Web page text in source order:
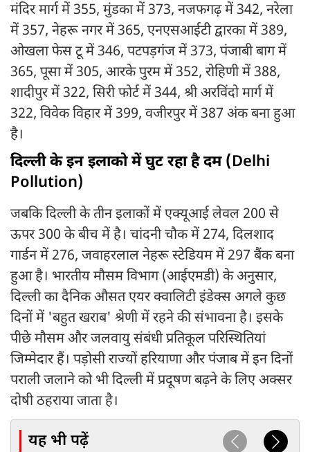
मंदिर मार्ग में 355, मुंडका में 373, नजफगढ़ में 342, नरेला
में 357, नेहरू नगर में 365, एनएसआईटी द्वारका में 389,
ओखला फेस टू में 346, पटपड़गंज में 373, पंजाबी बाग में
365, पूसा में 305, आरके पुरम में 352, रोहिणी में 388,
शादीपुर में 322, सिरी फोर्ट में 344, श्री अरविंदो मार्ग में
322, विवेक विहार में 399, वजीरपुर में 387 अंक बना हुआ
है।
दिल्ली के इन इलाको में घुट रहा है दम (Delhi
Pollution)
जबकि दिल्ली के तीन इलाकों में एक्यूआई लेवल 200 से
ऊपर 300 के बीच में है। चांदनी चौक में 274, दिलशाद
गार्डन में 276, जवाहरलाल नेहरू स्टेडियम में 297 बैंक बना
हुआ है। भारतीय मौसम विभाग (आईएमडी) के अनुसार,
दिल्ली का दैनिक औसत एयर क्वालिटी इंडेक्स अगले कुछ
दिनों में 'बहुत खराब' श्रेणी में रहने की संभावना है। इसके
पीछे मौसम और जलवायु संबंधी प्रतिकूल परिस्थितियां
जिम्मेदार हैं। पड़ोसी राज्यों हरियाणा और पंजाब में इन दिनों
पराली जलाने को भी दिल्ली में प्रदूषण बढ़ने के लिए अक्सर
दोषी ठहराया जाता है।
यह भी पढ़ें